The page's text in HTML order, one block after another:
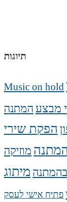
תיוגות
Music on hold
מבצעהמתנה
הפקת שירי
מוזיקה
מיתוג
פתיח אישי לעסק